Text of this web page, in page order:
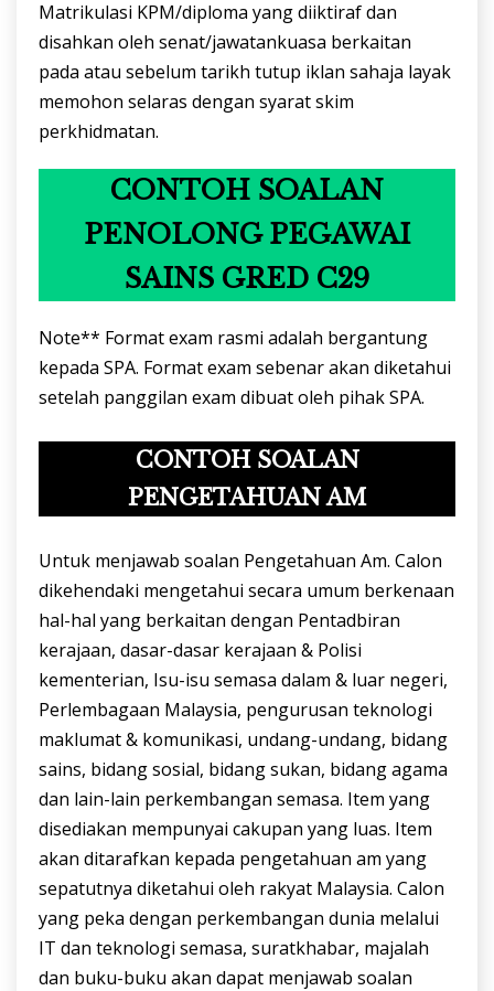
Matrikulasi KPM/diploma yang diiktiraf dan
disahkan oleh senat/jawatankuasa berkaitan
pada atau sebelum tarikh tutup iklan sahaja layak
memohon selaras dengan syarat skim
perkhidmatan.
CONTOH SOALAN
PENOLONG PEGAWAI
SAINS GRED C29
Note** Format exam rasmi adalah bergantung
kepada SPA. Format exam sebenar akan diketahui
setelah panggilan exam dibuat oleh pihak SPA.
CONTOH SOALAN
PENGETAHUAN AM
Untuk menjawab soalan Pengetahuan Am. Calon
dikehendaki mengetahui secara umum berkenaan
hal-hal yang berkaitan dengan Pentadbiran
kerajaan, dasar-dasar kerajaan & Polisi
kementerian, Isu-isu semasa dalam & luar negeri,
Perlembagaan Malaysia, pengurusan teknologi
maklumat & komunikasi, undang-undang, bidang
sains, bidang sosial, bidang sukan, bidang agama
dan lain-lain perkembangan semasa. Item yang
disediakan mempunyai cakupan yang luas. Item
akan ditarafkan kepada pengetahuan am yang
sepatutnya diketahui oleh rakyat Malaysia. Calon
yang peka dengan perkembangan dunia melalui
IT dan teknologi semasa, suratkhabar, majalah
dan buku-buku akan dapat menjawab soalan